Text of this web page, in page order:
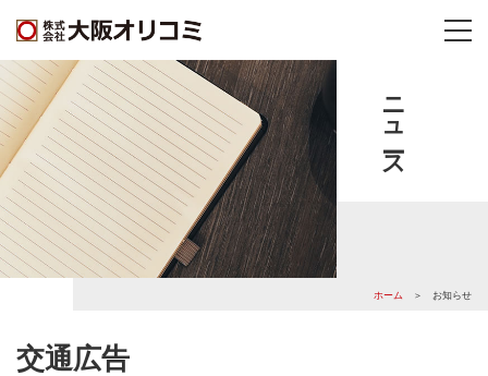
ニュース
ホーム ＞ お知らせ
交通広告